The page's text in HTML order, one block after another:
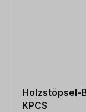
Holzstöpsel-
KPCS